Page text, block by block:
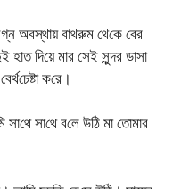
অবস্থায় বাথরুম থে‌কে বের
দি‌য়ে মার সেই সুন্দর ডাসা
ক‌রে।
সা‌থে ব‌লে উ‌ঠি মা তোমার